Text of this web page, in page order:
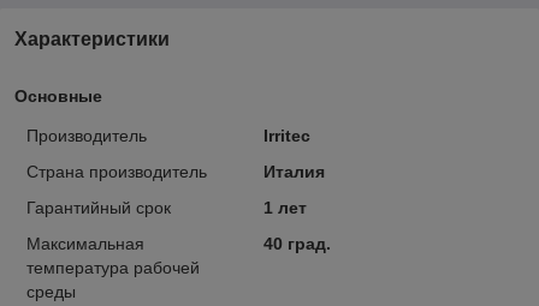
Характеристики
Основные
Производитель
Irritec
Страна производитель
Италия
Гарантийный срок
1 лет
Максимальная
температура рабочей
среды
40 град.